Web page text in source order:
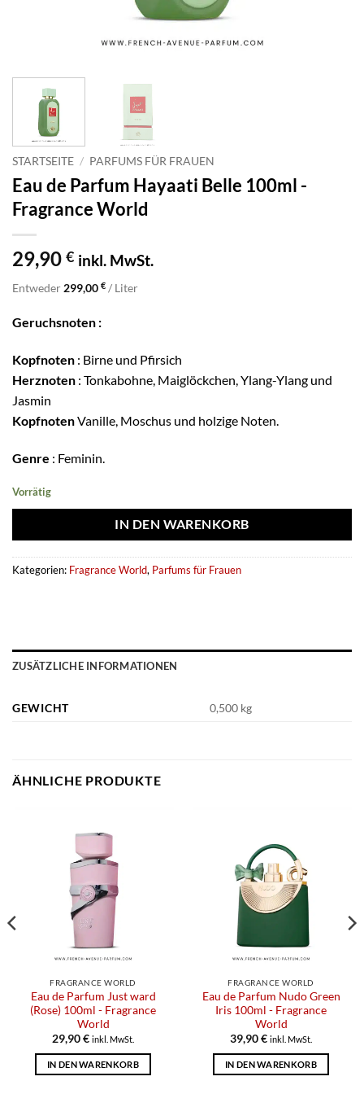
STARTSEITE / PARFUMS FÜR FRAUEN
Eau de Parfum Hayaati Belle 100ml -
Fragrance World
29,90 € inkl. MwSt.
Entweder 299,00 € / Liter
Geruchsnoten :
Kopfnoten : Birne und Pfirsich
Herznoten : Tonkabohne, Maiglöckchen, Ylang-Ylang und
Jasmin
KopfnotenVanille, Moschus und holzige Noten.
Genre : Feminin.
Vorrätig
IN DEN WARENKORB
Kategorien: Fragrance World, Parfums für Frauen
ZUSÄTZLICHE INFORMATIONEN
GEWICHT 0,500 kg
ÄHNLICHE PRODUKTE
FRAGRANCE WORLD
Eau de Parfum Just ward
(Rose) 100ml - Fragrance
World
29,90€ inkl. MwSt.
IN DEN WARENKORB
FRAGRANCE WORLD
Eau de Parfum Nudo Green
Iris 100ml - Fragrance
World
39,90€ inkl. MwSt.
IN DEN WARENKORB